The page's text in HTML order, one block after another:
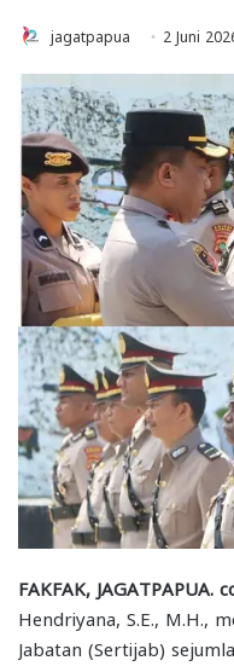
jagatpapua 2 Juni
FAKFAK, JAGATPAPUA.
Hendriyana, S.E., M.H.,
Jabatan (Sertijab)